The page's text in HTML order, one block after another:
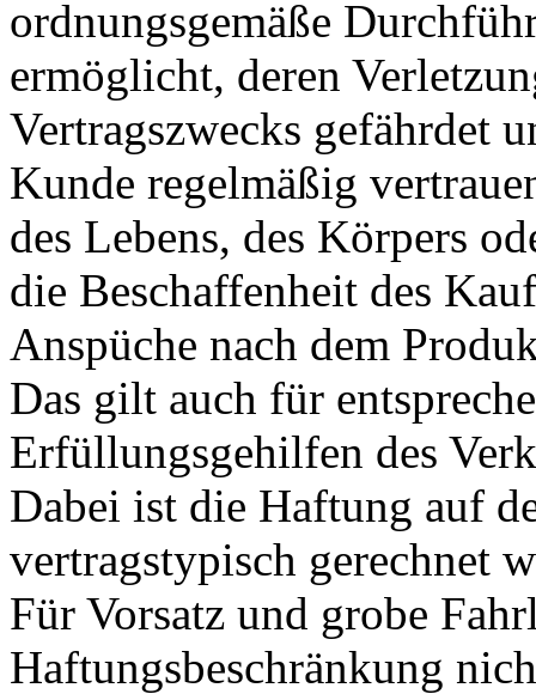
ordnungsgemäße
ermöglicht, deren
Vertragszwecks gefährdet
Kunde regelmäßig
des Lebens, des Körpers
die Beschaffenheit des
Anspüche nach dem
Das gilt auch für
Erfüllungsgehilfen des
Dabei ist die Haftung auf
vertragstypisch gerechnet
Für Vorsatz und grobe
Haftungsbeschränkung